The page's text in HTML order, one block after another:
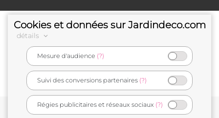
e-commerçant français
Cookies et données sur Jardindeco.com
détails
Mesure d'audience (?)
Suivi des conversions partenaires (?)
Régies publicitaires et réseaux sociaux (?)